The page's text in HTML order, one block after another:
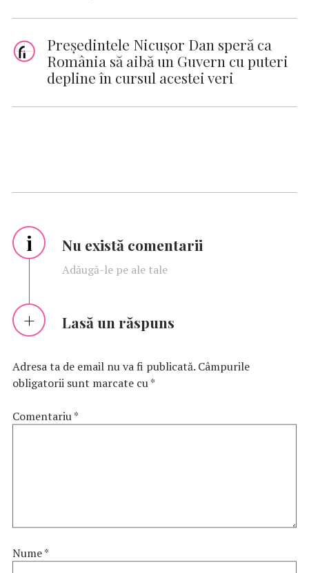
Preşedintele Nicuşor Dan speră ca
România să aibă un Guvern cu puteri
depline în cursul acestei veri
i Nu există comentarii
Adăugă-le pe ale tale
Lasă un răspuns
Adresa ta de email nu va fi publicată. Câmpurile
obligatorii sunt marcate cu*
Comentariu*
Nume*